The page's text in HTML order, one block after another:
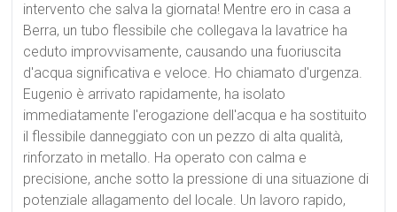
intervento che salva la giornata! Mentre ero in casa a
Berra, un tubo flessibile che collegava la lavatrice ha
ceduto improvvisamente, causando una fuoriuscita
d'acqua significativa e veloce. Ho chiamato d'urgenza.
Eugenio è arrivato rapidamente, ha isolato
immediatamente l'erogazione dell'acqua e ha sostituito
il flessibile danneggiato con un pezzo di alta qualità,
rinforzato in metallo. Ha operato con calma e
precisione, anche sotto la pressione di una situazione di
potenziale allagamento del locale. Un lavoro rapido,